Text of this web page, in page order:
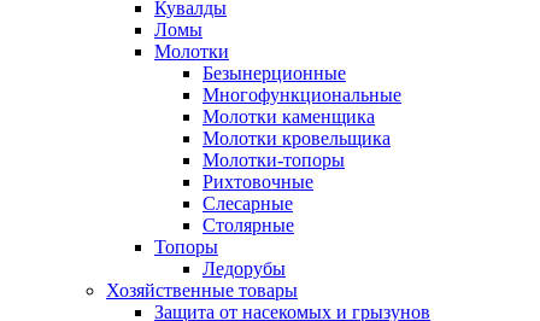
Кувалды
Ломы
Молотки
Безынерционные
Многофункциональные
Молотки каменщика
Молотки кровельщика
Молотки-топоры
Рихтовочные
Слесарные
Столярные
Топоры
Ледорубы
Хозяйственные товары
Защита от насекомых и грызунов